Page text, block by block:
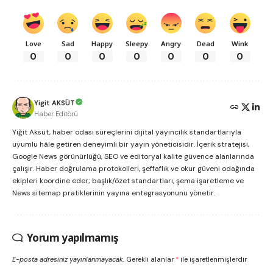
Love
0
Sad
0
Happy
0
Sleepy
0
Angry
0
Dead
0
Wink
0
Yigit AKSÜT
Haber Editörü
Yiğit Aksüt, haber odası süreçlerini dijital yayıncılık standartlarıyla
uyumlu hâle getiren deneyimli bir yayın yöneticisidir. İçerik stratejisi,
Google News görünürlüğü, SEO ve editoryal kalite güvence alanlarında
çalışır. Haber doğrulama protokolleri, şeffaflık ve okur güveni odağında
ekipleri koordine eder; başlık/özet standartları, şema işaretleme ve
News sitemap pratiklerinin yayına entegrasyonunu yönetir.
Yorum yapılmamış
E-posta adresiniz yayınlanmayacak. Gerekli alanlar * ile işaretlenmişlerdir